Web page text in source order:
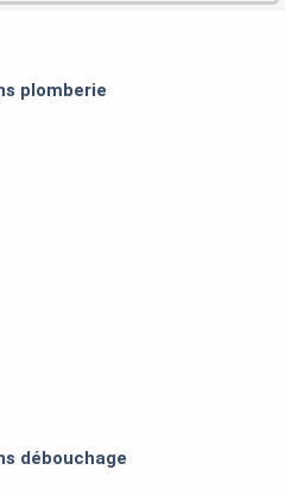
plomberie
débouchage